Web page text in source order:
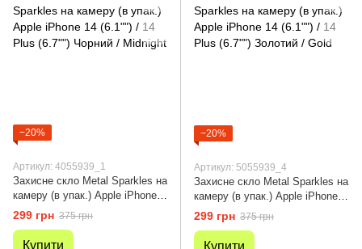
−20%
Артикул: 4055939_1
Захисне скло Metal Sparkles на
камеру (в упак.) Apple iPhone
14 (6.1"") / 14 Plus (6.7"")
Чорний / Midnight
299 грн 375 грн
Купити
−20%
Артикул: 5055939_4
Захисне скло Metal Sparkles на
камеру (в упак.) Apple iPhone
14 (6.1"") / 14 Plus (6.7"")
Золотий / Gold
299 грн 375 грн